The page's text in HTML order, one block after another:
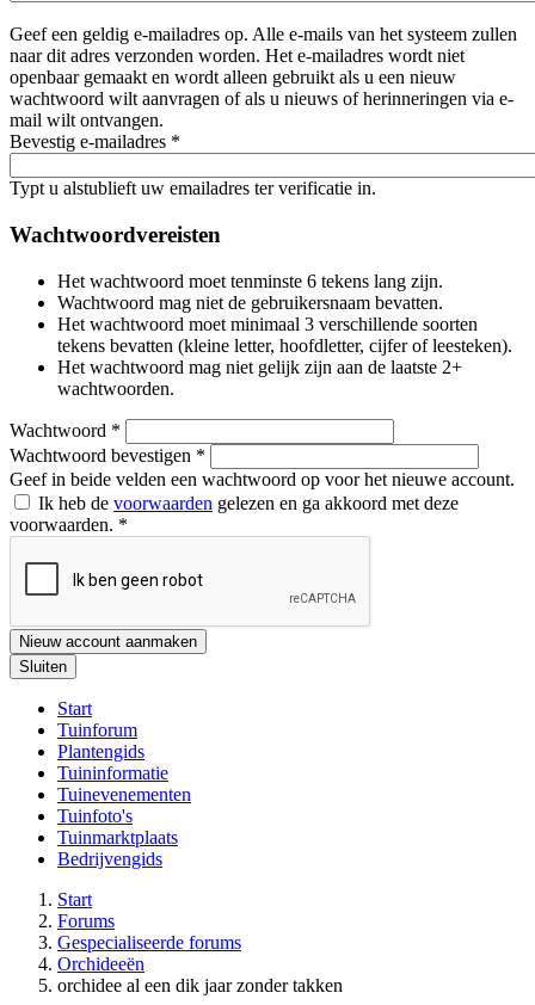
Geef een geldig e-mailadres op. Alle e-mails van het systeem zullen
naar dit adres verzonden worden. Het e-mailadres wordt niet
openbaar gemaakt en wordt alleen gebruikt als u een nieuw
wachtwoord wilt aanvragen of als u nieuws of herinneringen via e-
mail wilt ontvangen.
Bevestig e-mailadres *
Typt u alstublieft uw emailadres ter verificatie in.
Wachtwoordvereisten
Het wachtwoord moet tenminste 6 tekens lang zijn.
Wachtwoord mag niet de gebruikersnaam bevatten.
Het wachtwoord moet minimaal 3 verschillende soorten
tekens bevatten (kleine letter, hoofdletter, cijfer of leesteken).
Het wachtwoord mag niet gelijk zijn aan de laatste 2+
wachtwoorden.
Wachtwoord *
Wachtwoord bevestigen *
Geef in beide velden een wachtwoord op voor het nieuwe account.
Ik heb de voorwaarden gelezen en ga akkoord met deze
voorwaarden. *
Nieuw account aanmaken
Sluiten
Start
Tuinforum
Plantengids
Tuininformatie
Tuinevenementen
Tuinfoto's
Tuinmarktplaats
Bedrijvengids
Start
Forums
Gespecialiseerde forums
Orchideeën
orchidee al een dik jaar zonder takken